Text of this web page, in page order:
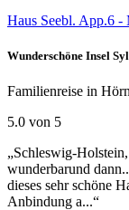
Haus Seebl. App.6 -
Wunderschöne Insel
Familienreise in
5.0 von 5
„Schleswig-
wunderbarund
dieses sehr schöne
Anbindung a...“